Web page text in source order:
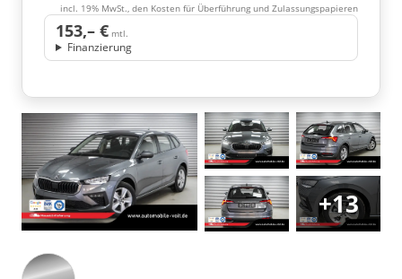
incl. 19% MwSt., den Kosten für Überführung und Zulassungspapieren
153,– € mtl.
Finanzierung
+13